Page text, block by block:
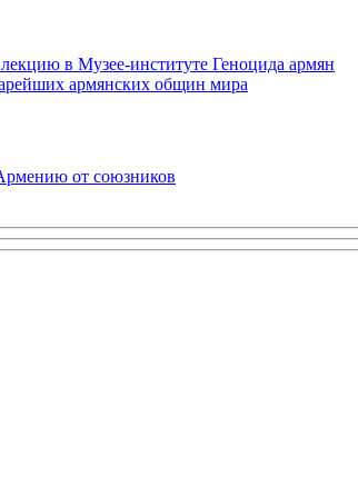
в Музее-институте Геноцида армян
армянских общин мира
от союзников